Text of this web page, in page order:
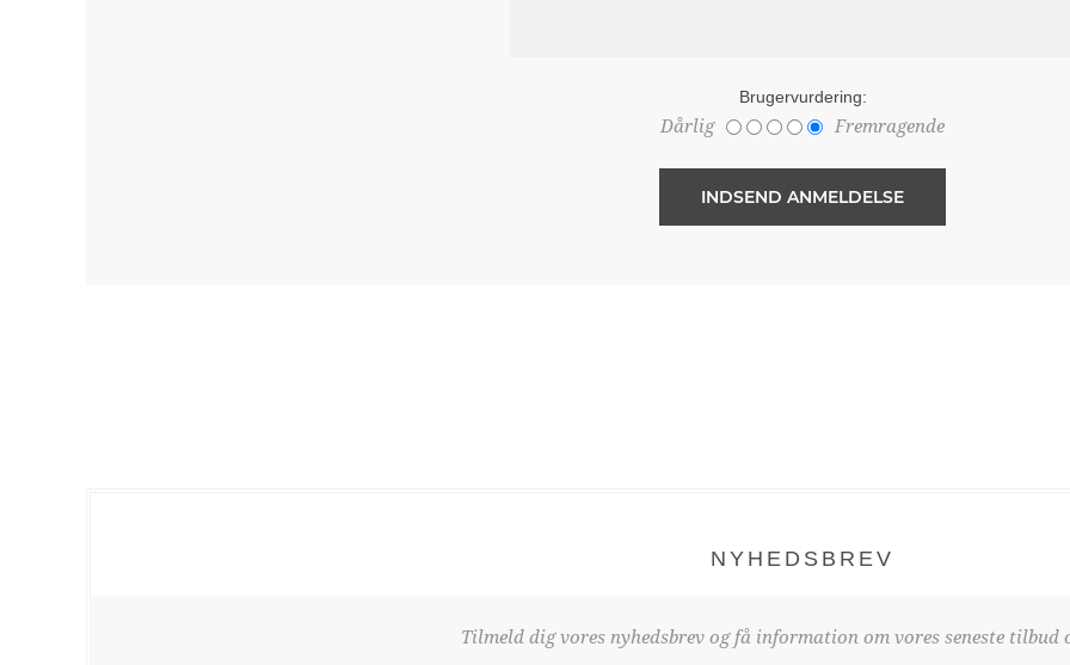
Brugervurdering:
Dårlig Fremragende
NYHEDSBREV
Tilmeld dig vores nyhedsbrev og få information om vores seneste tilbud